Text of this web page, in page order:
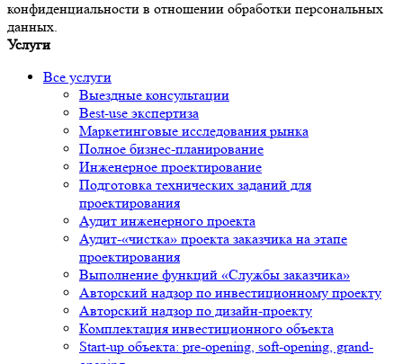
конфиденциальности в отношении обработки персональных
данных.
Услуги
Все услуги
Выездные консультации
Best-use экспертиза
Маркетинговые исследования рынка
Полное бизнес-планирование
Инженерное проектирование
Подготовка технических заданий для
проектирования
Аудит инженерного проекта
Аудит-«чистка» проекта заказчика на этапе
проектирования
Выполнение функций «Службы заказчика»
Авторский надзор по инвестиционному проекту
Авторский надзор по дизайн-проекту
Комплектация инвестиционного объекта
Start-up объекта: pre-opening, soft-opening, grand-